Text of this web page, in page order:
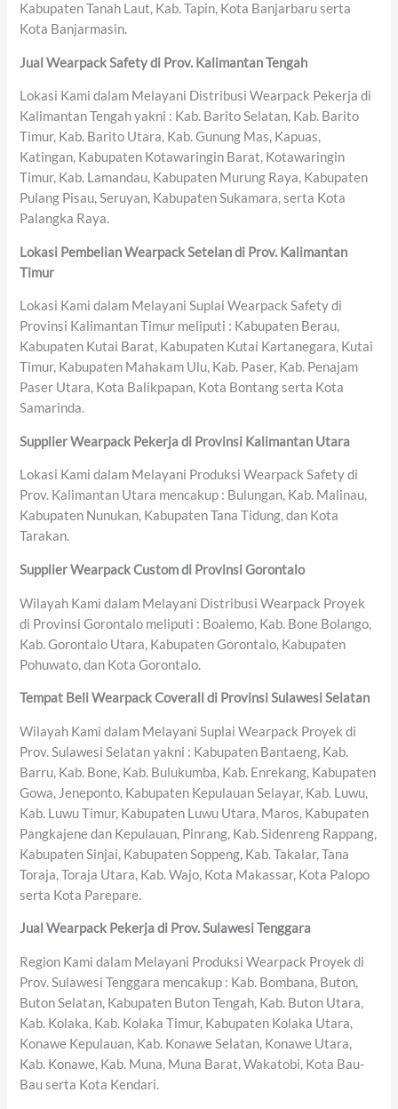
Kabupaten Tanah Laut, Kab. Tapin, Kota Banjarbaru serta
Kota Banjarmasin.
Jual Wearpack Safety di Prov. Kalimantan Tengah
Lokasi Kami dalam Melayani Distribusi Wearpack Pekerja di
Kalimantan Tengah yakni : Kab. Barito Selatan, Kab. Barito
Timur, Kab. Barito Utara, Kab. Gunung Mas, Kapuas,
Katingan, Kabupaten Kotawaringin Barat, Kotawaringin
Timur, Kab. Lamandau, Kabupaten Murung Raya, Kabupaten
Pulang Pisau, Seruyan, Kabupaten Sukamara, serta Kota
Palangka Raya.
Lokasi Pembelian Wearpack Setelan di Prov. Kalimantan
Timur
Lokasi Kami dalam Melayani Suplai Wearpack Safety di
Provinsi Kalimantan Timur meliputi : Kabupaten Berau,
Kabupaten Kutai Barat, Kabupaten Kutai Kartanegara, Kutai
Timur, Kabupaten Mahakam Ulu, Kab. Paser, Kab. Penajam
Paser Utara, Kota Balikpapan, Kota Bontang serta Kota
Samarinda.
Supplier Wearpack Pekerja di Provinsi Kalimantan Utara
Lokasi Kami dalam Melayani Produksi Wearpack Safety di
Prov. Kalimantan Utara mencakup : Bulungan, Kab. Malinau,
Kabupaten Nunukan, Kabupaten Tana Tidung, dan Kota
Tarakan.
Supplier Wearpack Custom di Provinsi Gorontalo
Wilayah Kami dalam Melayani Distribusi Wearpack Proyek
di Provinsi Gorontalo meliputi : Boalemo, Kab. Bone Bolango,
Kab. Gorontalo Utara, Kabupaten Gorontalo, Kabupaten
Pohuwato, dan Kota Gorontalo.
Tempat Beli Wearpack Coverall di Provinsi Sulawesi Selatan
Wilayah Kami dalam Melayani Suplai Wearpack Proyek di
Prov. Sulawesi Selatan yakni : Kabupaten Bantaeng, Kab.
Barru, Kab. Bone, Kab. Bulukumba, Kab. Enrekang, Kabupaten
Gowa, Jeneponto, Kabupaten Kepulauan Selayar, Kab. Luwu,
Kab. Luwu Timur, Kabupaten Luwu Utara, Maros, Kabupaten
Pangkajene dan Kepulauan, Pinrang, Kab. Sidenreng Rappang,
Kabupaten Sinjai, Kabupaten Soppeng, Kab. Takalar, Tana
Toraja, Toraja Utara, Kab. Wajo, Kota Makassar, Kota Palopo
serta Kota Parepare.
Jual Wearpack Pekerja di Prov. Sulawesi Tenggara
Region Kami dalam Melayani Produksi Wearpack Proyek di
Prov. Sulawesi Tenggara mencakup : Kab. Bombana, Buton,
Buton Selatan, Kabupaten Buton Tengah, Kab. Buton Utara,
Kab. Kolaka, Kab. Kolaka Timur, Kabupaten Kolaka Utara,
Konawe Kepulauan, Kab. Konawe Selatan, Konawe Utara,
Kab. Konawe, Kab. Muna, Muna Barat, Wakatobi, Kota Bau-
Bau serta Kota Kendari.